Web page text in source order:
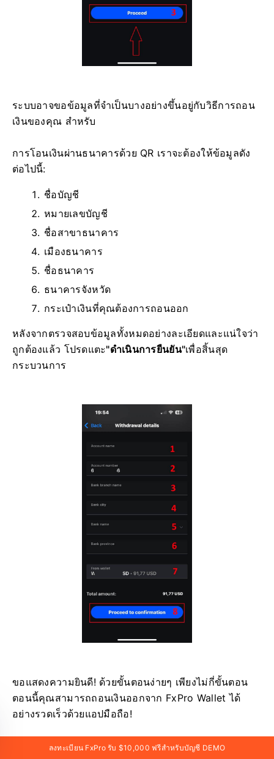
ระบบอาจขอข้อมูลที่จำเป็นบางอย่างขึ้นอยู่กับวิธีการถอน
เงินของคุณ สำหรับ
การโอนเงินผ่านธนาคารด้วย QR เราจะต้องให้ข้อมูลดัง
ต่อไปนี้:
ชื่อบัญชี
หมายเลขบัญชี
ชื่อสาขาธนาคาร
เมืองธนาคาร
ชื่อธนาคาร
ธนาคารจังหวัด
กระเป๋าเงินที่คุณต้องการถอนออก
หลังจากตรวจสอบข้อมูลทั้งหมดอย่างละเอียดและแน่ใจว่า
ถูกต้องแล้ว โปรดแตะ"ดำเนินการยืนยัน"เพื่อสิ้นสุด
กระบวนการ
ขอแสดงความยินดี! ด้วยขั้นตอนง่ายๆ เพียงไม่กี่ขั้นตอน
ตอนนี้คุณสามารถถอนเงินออกจาก FxPro Wallet ได้
อย่างรวดเร็วด้วยแอปมือถือ!
ลงทะเบียน FxPro รับ $10,000 ฟรีสำหรับบัญชี DEMO